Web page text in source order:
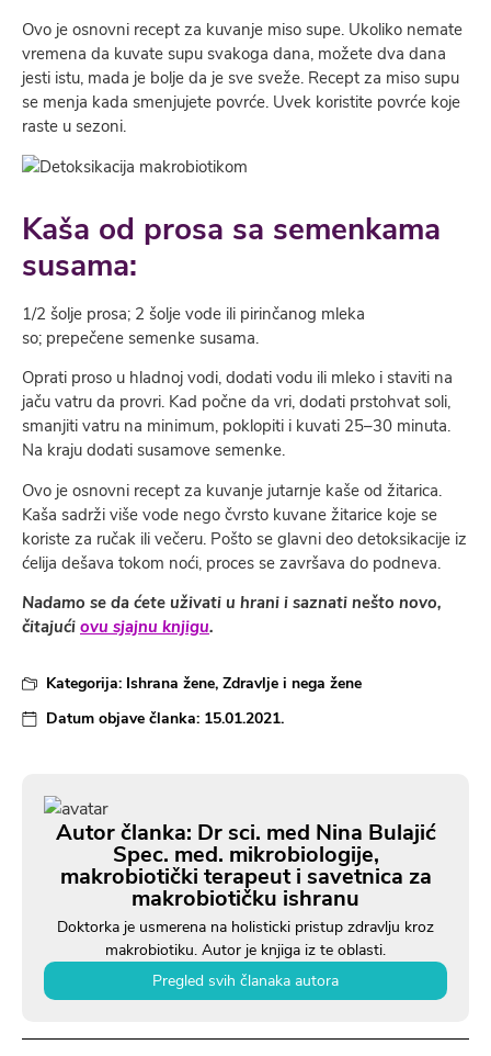
Ovo je osnovni recept za kuvanje miso supe. Ukoliko nemate
vremena da kuvate supu svakoga dana, možete dva dana
jesti istu, mada je bolje da je sve sveže. Recept za miso supu
se menja kada smenjujete povrće. Uvek koristite povr­će koje
raste u sezoni.
Kaša od prosa sa semenkama
susama:
1/2 šolje prosa; 2 šolje vode ili pirinčanog mleka
so; prepečene semenke susama.
Oprati proso u hladnoj vodi, dodati vodu ili mleko i staviti na
jaču vatru da provri. Kad počne da vri, dodati prstohvat soli,
smanjiti vatru na minimum, poklopiti i kuvati 25–30 minuta.
Na kraju dodati susamove semenke.
Ovo je osnovni recept za kuvanje jutarnje kaše od žitarica.
Kaša sadrži više vode nego čvrsto kuvane žitarice koje se
koriste za ručak ili večeru. Pošto se glavni deo detoksikacije iz
ćelija dešava tokom noći, proces se završava do podneva.
Nadamo se da ćete uživati u hrani i saznati nešto novo,
čitajući ovu sjajnu knjigu.
Kategorija: Ishrana žene, Zdravlje i nega žene
Datum objave članka: 15.01.2021.
Autor članka: Dr sci. med Nina Bulajić
Spec. med. mikrobiologije,
makrobiotički terapeut i savetnica za
makrobiotičku ishranu
Doktorka je usmerena na holisticki pristup zdravlju kroz
makrobiotiku. Autor je knjiga iz te oblasti.
Pregled svih članaka autora